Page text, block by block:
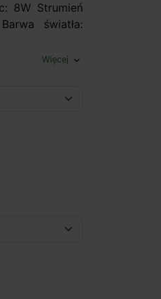
8W Strumień
światła:
Więcej expand_more